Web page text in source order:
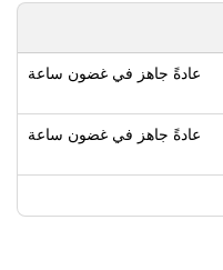
عادةً جاهز في غضون ساعة
عادةً جاهز في غضون ساعة